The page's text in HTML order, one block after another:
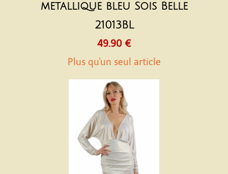
metallique bleu Sois Belle
21013BL
49.90 €
Plus qu'un seul article